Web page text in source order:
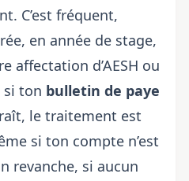
C’est fréquent,
en année de stage,
affectation d’AESH ou
si ton bulletin de paye
le traitement est
si ton compte n’est
revanche, si aucun